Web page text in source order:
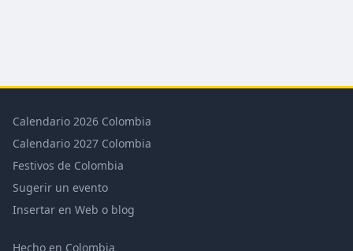
Calendario 2026 Colombia
Calendario 2027 Colombia
Festivos de Colombia
Sugerir un evento
Insertar en Web o blog
Hecho en Colombia